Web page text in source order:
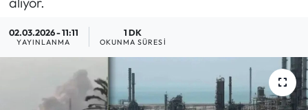
02.03.2026 - 11:11
YAYINLANMA
1 DK
OKUNMA SÜRESI
Asya-Pasifik
Yazarlar